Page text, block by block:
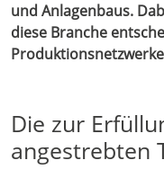
und Anlagenbaus.
diese Branche
Die zur
angestrebten